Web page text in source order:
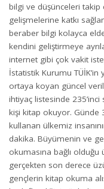
bilgi ve düşünceleri takip
gelişmelerine katkı
beraber bilgi kolayca
kendini geliştirmeye
internet gibi çok vakit
İstatistik Kurumu TÜİK’in
ortaya koyan güncel
ihtiyaç listesinde
kişi kitap okuyor. Günde
kullanan ülkemiz
dakika. Büyümenin ve
okumasına bağlı olduğu
gerçekten son derece
gençlerin kitap okuma